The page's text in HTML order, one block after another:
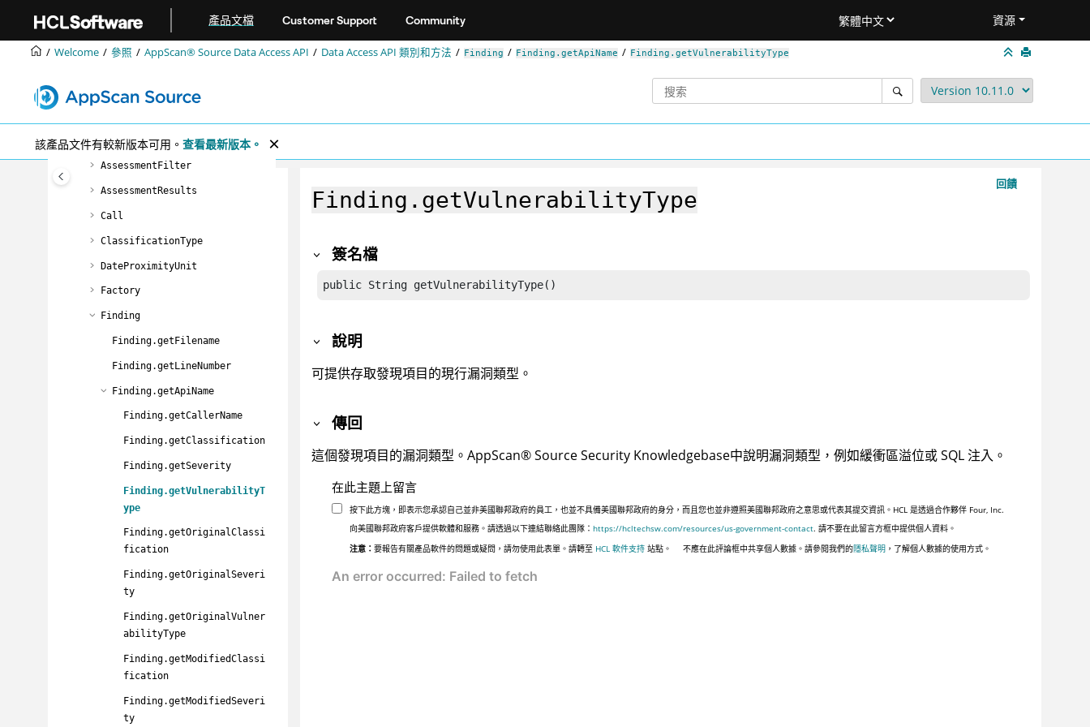
產品文檔 Customer Support Community 資源
Welcome 參照 AppScan® Source Data Access API Data Access API 類別和方法 Finding Finding.getApiName Finding.getVulnerabilityType
該產品文件有較新版本可用。 查看最新版本。
Data Access API 物件模型
使用 Data Access API
AssessedFile
AssessmentDiff
AssessmentFilter
AssessmentResults
Call
ClassificationType
DateProximityUnit
Factory
Finding
Finding.getFilename
Finding.getLineNumber
Finding.getApiName
Finding.getCallerName
Finding.getClassification
Finding.getSeverity
Finding.getVulnerabilityT
ype
Finding.getOriginalClassi
fication
Finding.getOriginalSeveri
ty
Finding.getOriginalVulner
abilityType
Finding.getModifiedClassi
fication
Finding.getModifiedSeveri
ty
回饋
Finding.getVulnerabilityType
簽名檔
public String getVulnerabilityType()
說明
可提供存取發現項目的現行漏洞類型。
傳回
這個發現項目的漏洞類型。 AppScan®Source Security Knowledgebase中說明漏洞類型，例如緩衝區溢位或 SQL 注入。
在此主題上留言
按下此方塊，即表示您承認自己並非美國聯邦政府的員工，也並不具備美國聯邦政府的身分，而且您也並非遵照美國聯邦政府之意思或代表其提交資訊。HCL 是透過合作夥伴 Four, Inc.
向美國聯邦政府客戶提供軟體和服務。請透過以下連結聯絡此團隊：https://hcltechsw.com/resources/us-government-contact. 請不要在此留言方框中提供個人資料。
注意：要報告有關產品軟件的問題或疑問，請勿使用此表單。請轉至 HCL 軟件支持 站點。 不應在此評論框中共享個人數據。請參閱我們的隱私聲明 ，了解個人數據的使用方式。